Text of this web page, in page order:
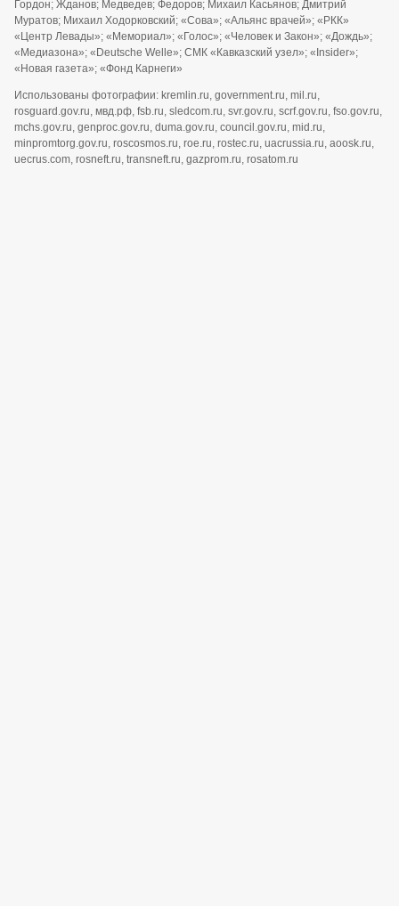
Гордон; Жданов; Медведев; Федоров; Михаил Касьянов; Дмитрий
Муратов; Михаил Ходорковский; «Сова»; «Альянс врачей»; «РКК»
«Центр Левады»; «Мемориал»; «Голос»; «Человек и Закон»; «Дождь»;
«Медиазона»; «Deutsche Welle»; СМК «Кавказский узел»; «Insider»;
«Новая газета»; «Фонд Карнеги»
Использованы фотографии: kremlin.ru, government.ru, mil.ru,
rosguard.gov.ru, мвд.рф, fsb.ru, sledcom.ru, svr.gov.ru, scrf.gov.ru, fso.gov.ru,
mchs.gov.ru, genproc.gov.ru, duma.gov.ru, council.gov.ru, mid.ru,
minpromtorg.gov.ru, roscosmos.ru, roe.ru, rostec.ru, uacrussia.ru, aoosk.ru,
uecrus.com, rosneft.ru, transneft.ru, gazprom.ru, rosatom.ru